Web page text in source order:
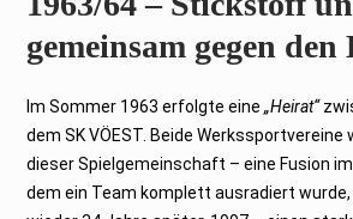
gemeinsam gegen
Im Sommer 1963 erfolgte eine„Heirat“
dem SK VÖEST. Beide Werkssportvereine
dieser Spielgemeinschaft – eine Fusion
dem ein Team komplett ausradiert